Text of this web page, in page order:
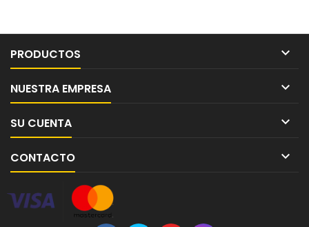
PRODUCTOS 
NUESTRA EMPRESA 
SU CUENTA 
CONTACTO 